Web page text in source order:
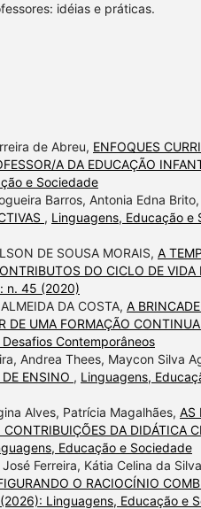
idéias e práticas.
de Abreu, ENFOQUES
A DA EDUCAÇÃO
e Sociedade
Barros, Antonia Edna Brito,
, Linguagens, Educação
DE SOUSA MORAIS, A
DO CICLO DE VIDA
n. 45 (2020)
DA COSTA, A
DE UMA FORMAÇÃO
Contemporâneos
Andrea Thees, Maycon Silva
ENSINO , Linguagens,
Alves, Patrícia Magalhães, AS
DA DIDÁTICA
Educação e Sociedade
Ferreira, Kátia Celina da
O RACIOCÍNIO
Linguagens, Educação e